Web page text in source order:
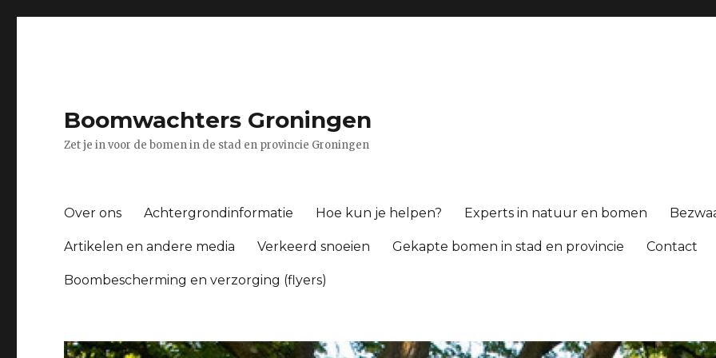
Boomwachters Groningen
Zet je in voor de bomen in de stad en provincie Groningen
Over ons Achtergrondinformatie Hoe kun je helpen? Experts in natuur en bomen
Artikelen en andere media Verkeerd snoeien Gekapte bomen in stad en provincie Contact
Boombescherming en verzorging (flyers)